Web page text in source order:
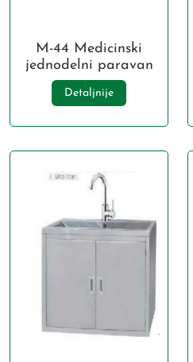
M-44 Medicinski
jednodelni paravan
Detaljnije